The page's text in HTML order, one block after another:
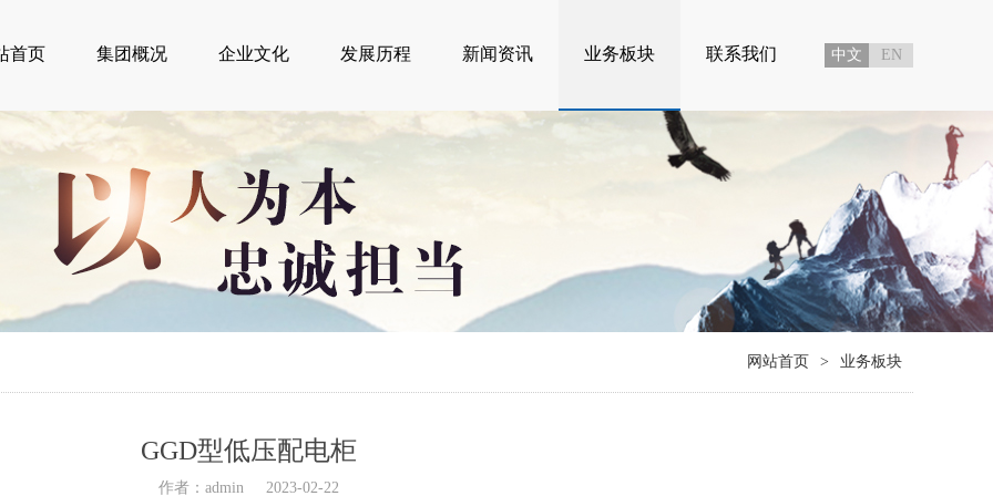
首页 集团概况 企业文化 发展历程 新闻资讯 业务板块 联系我们 中文 EN
网站首页 > 业务板块
GGD型低压配电柜
作者：admin 2023-02-22